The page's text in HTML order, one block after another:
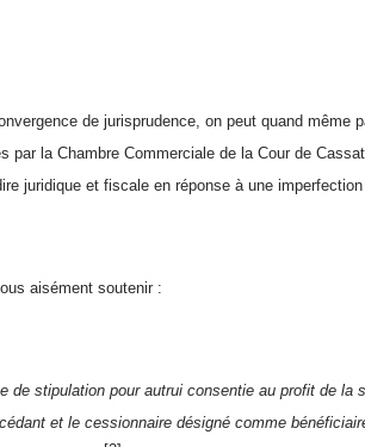
de jurisprudence, on peut quand même
par la Chambre Commerciale de la Cour de
juridique et fiscale en réponse à une
aisément soutenir :
de stipulation pour autrui consentie au profit de
et le cessionnaire désigné comme